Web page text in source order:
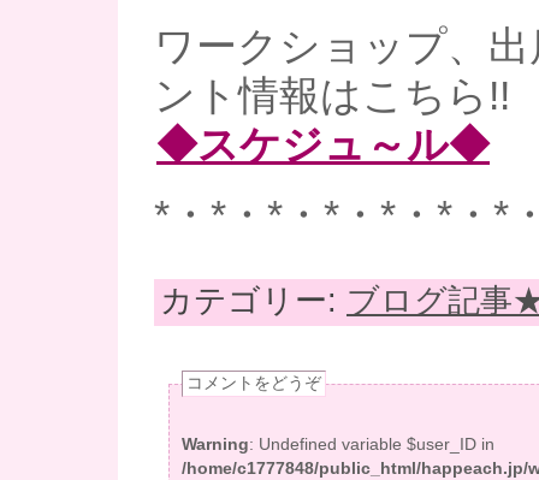
ワークショップ、
ント情報はこちら!!
◆スケジュ～ル◆
*・*・*・*・*・*・*
カテゴリー: ブログ記事
コメントをどうぞ
Warning
: Undefined variable $user_ID in
/home/c1777848/public_html/happeach.jp/